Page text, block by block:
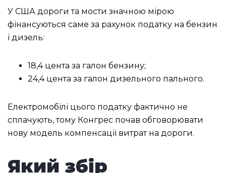
У США дороги та мости значною мірою
фінансуються саме за рахунок податку на бензин
і дизель:
18,4 цента за галон бензину;
24,4 цента за галон дизельного пального.
Електромобілі цього податку фактично не
сплачують, тому Конгрес почав обговорювати
нову модель компенсації витрат на дороги.
Який збір